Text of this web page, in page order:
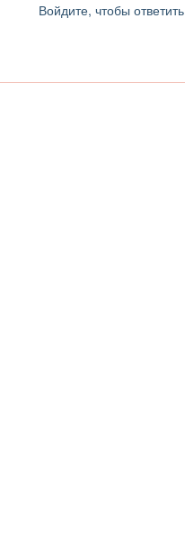
Войдите, чтобы ответить